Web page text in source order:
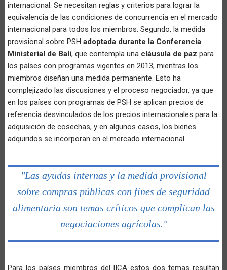
internacional. Se necesitan reglas y criterios para lograr la
equivalencia de las condiciones de concurrencia en el mercado
internacional para todos los miembros. Segundo, la medida
provisional sobre PSH adoptada durante la Conferencia
Ministerial de Bali, que contempla una cláusula de paz para
los países con programas vigentes en 2013, mientras los
miembros diseñan una medida permanente. Esto ha
complejizado las discusiones y el proceso negociador, ya que
en los países con programas de PSH se aplican precios de
referencia desvinculados de los precios internacionales para la
adquisición de cosechas, y en algunos casos, los bienes
adquiridos se incorporan en el mercado internacional.
"Las ayudas internas y la medida provisional
sobre compras públicas con fines de seguridad
alimentaria son temas críticos que complican las
negociaciones agrícolas."
Para los países miembros del IICA estos dos temas resultan